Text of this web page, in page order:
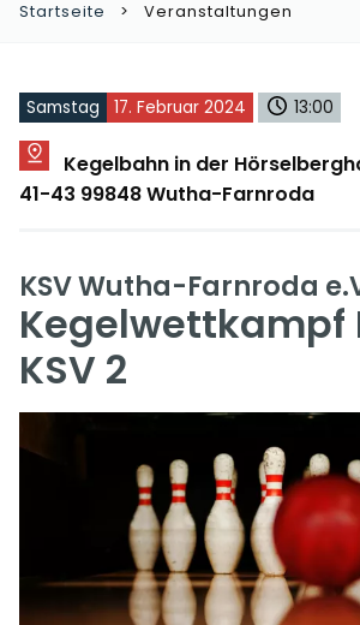
Startseite Veranstaltungen
Samstag 17. Februar 2024 13:00
Kegelbahn in der
41-43 99848 Wutha-Farnroda
KSV Wutha-Farnroda
Kegelwettkampf
KSV 2